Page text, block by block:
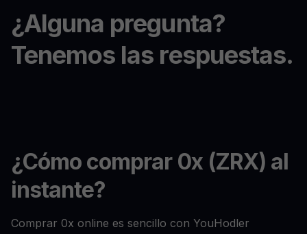
¿Alguna pregunta?
Tenemos las respuestas.
¿Cómo comprar 0x (ZRX) al
instante?
Comprar 0x online es sencillo con YouHodler